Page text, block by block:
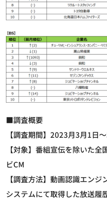
■調査概要
【調査期間】2023月3月1日
【対象】番組宣伝を除いた
ビCM
【調査方法】動画認識エン
システムにて取得した放送履